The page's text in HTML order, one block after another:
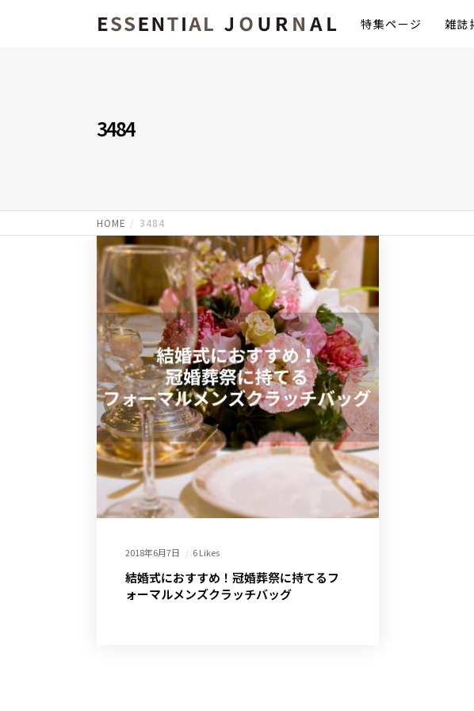
特集ページ 雑誌
3484
HOME 3484
2018年6月7日 6 Likes
結婚式におすすめ！冠婚葬祭に持てるフ
ォーマルメンズクラッチバッグ